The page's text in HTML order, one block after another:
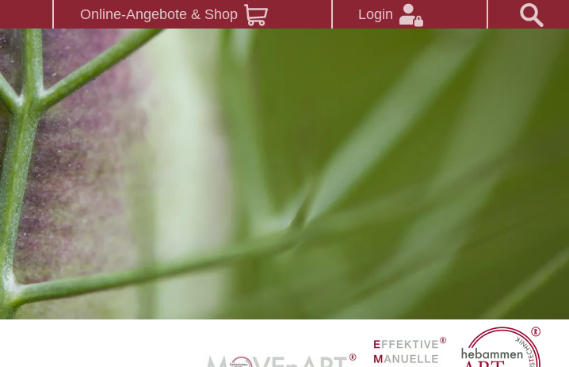
Online-Angebote & Shop Login